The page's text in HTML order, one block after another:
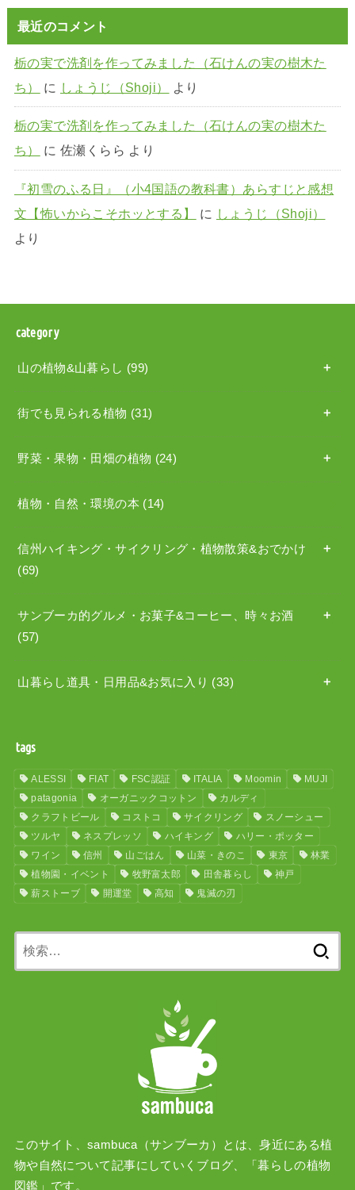
最近のコメント
栃の実で洗剤を作ってみました（石けんの実の樹木た
ち）
に しょうじ（Shoji） より
栃の実で洗剤を作ってみました（石けんの実の樹木た
ち）
に 佐瀬くらら より
『初雪のふる日』（小4国語の教科書）あらすじと感想
文【怖いからこそホッとする】
に しょうじ（Shoji）
より
category
山の植物&山暮らし (99)
街でも見られる植物 (31)
野菜・果物・田畑の植物 (24)
植物・自然・環境の本 (14)
信州ハイキング・サイクリング・植物散策&おでかけ
(69)
サンブーカ的グルメ・お菓子&コーヒー、時々お酒
(57)
山暮らし道具・日用品&お気に入り (33)
tags
ALESSI FIAT FSC認証 ITALIA Moomin
MUJI
patagonia
オーガニックコットン
カルディ
クラフトビール
コストコ サイクリング
スノーシュー
ツルヤ
ネスプレッソ ハイキング
ハリー・ポッター
ワイン
信州 山ごはん 山菜・きのこ 東京
林業
植物園・イベント
牧野富太郎 田舎暮らし
神戸
薪ストーブ
開運堂 高知 鬼滅の刃
このサイト、sambuca（サンブーカ）とは、身近にある植
物や自然について記事にしていくブログ、「暮らしの植物
図鑑」です。